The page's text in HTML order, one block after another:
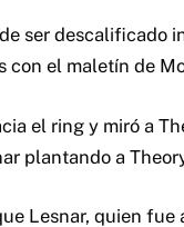
ser descalificado
con el maletín de
el ring y miró a
plantando a
Lesnar, quien